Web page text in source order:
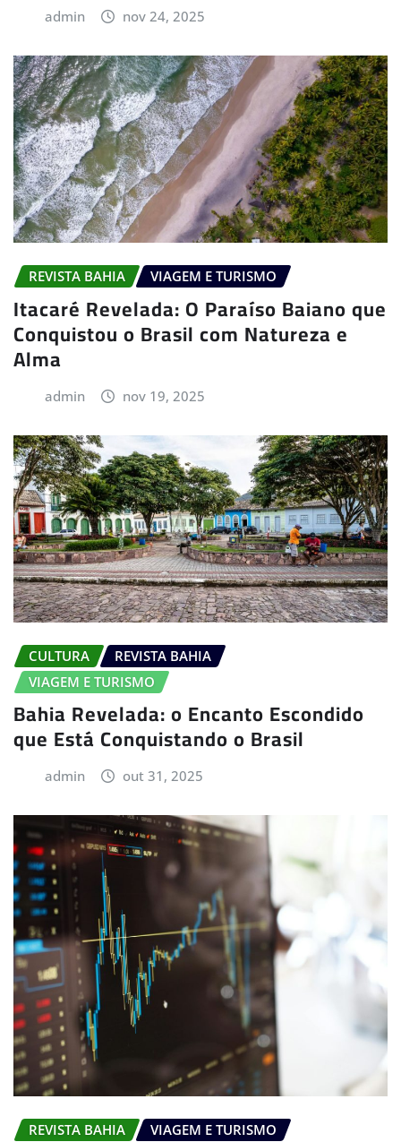
admin nov 24, 2025
REVISTA BAHIA VIAGEM E TURISMO
Itacaré Revelada: O Paraíso Baiano que
Conquistou o Brasil com Natureza e
Alma
admin nov 19, 2025
CULTURA
REVISTA BAHIA
VIAGEM E TURISMO
Bahia Revelada: o Encanto Escondido
que Está Conquistando o Brasil
admin out 31, 2025
REVISTA BAHIA VIAGEM E TURISMO